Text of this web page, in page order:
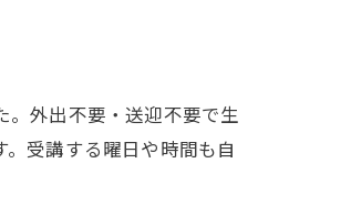
。外出不要・送迎不要で生
受講する曜日や時間も自